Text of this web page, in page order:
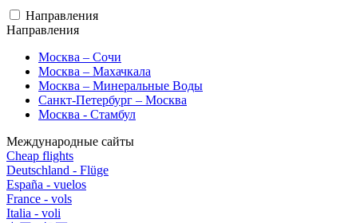
Направления
Направления
Москва – Сочи
Москва – Махачкала
Москва – Минеральные Воды
Санкт-Петербург – Москва
Москва - Стамбул
Международные сайты
Cheap flights
Deutschland - Flüge
España - vuelos
France - vols
Italia - voli